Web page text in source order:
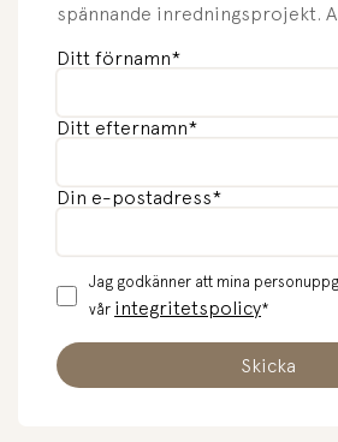
spännande inredningsprojekt.
Ditt förnamn*
Ditt efternamn*
Din e-postadress*
Jag godkänner att mina
vår integritetspolicy*